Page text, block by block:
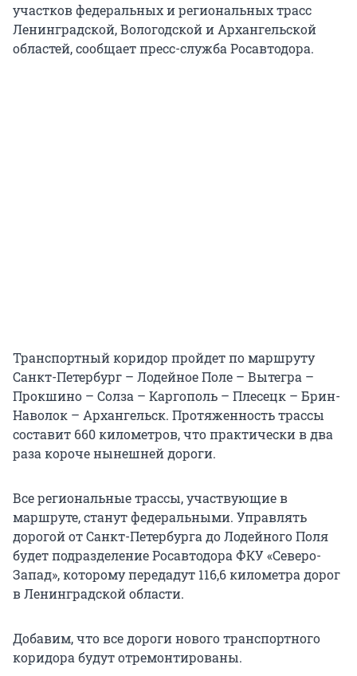
участков федеральных и региональных трасс
Ленинградской, Вологодской и Архангельской
областей, сообщает пресс-служба Росавтодора.
Транспортный коридор пройдет по маршруту
Санкт-Петербург – Лодейное Поле – Вытегра –
Прокшино – Солза – Каргополь – Плесецк – Брин-
Наволок – Архангельск. Протяженность трассы
составит 660 километров, что практически в два
раза короче нынешней дороги.
Все региональные трассы, участвующие в
маршруте, станут федеральными. Управлять
дорогой от Санкт-Петербурга до Лодейного Поля
будет подразделение Росавтодора ФКУ «Северо-
Запад», которому передадут 116,6 километра дорог
в Ленинградской области.
Добавим, что все дороги нового транспортного
коридора будут отремонтированы.